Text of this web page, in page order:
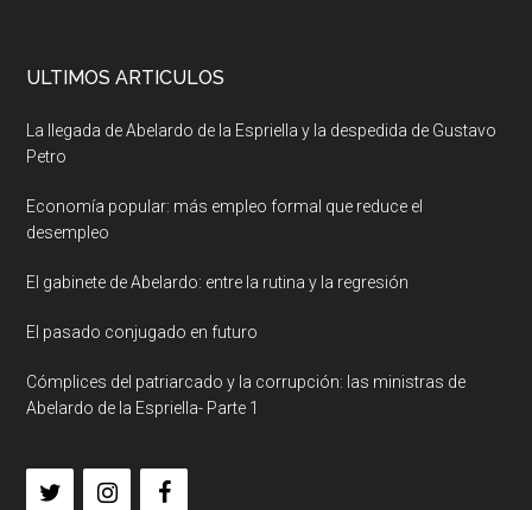
ULTIMOS ARTICULOS
La llegada de Abelardo de la Espriella y la despedida de Gustavo
Petro
Economía popular: más empleo formal que reduce el
desempleo
El gabinete de Abelardo: entre la rutina y la regresión
El pasado conjugado en futuro
Cómplices del patriarcado y la corrupción: las ministras de
Abelardo de la Espriella- Parte 1